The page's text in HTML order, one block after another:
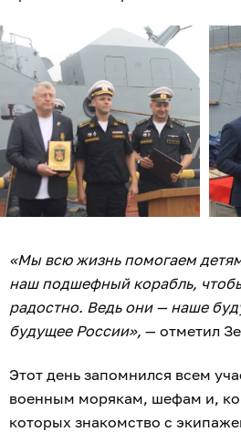
«Мы всю жизнь помогаем
наш подшефный корабль,
радостно. Ведь они — наше
будущее России», — отметил
Этот день запомнился всем
военным морякам, шефам и,
которых знакомство с